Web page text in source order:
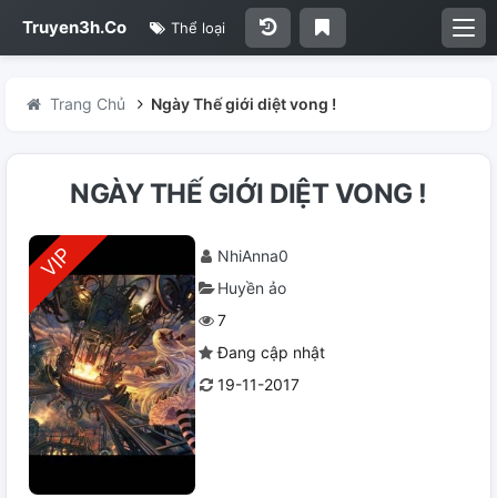
Truyen3h.Co Thể loại
Trang Chủ Ngày Thế giới diệt vong !
NGÀY THẾ GIỚI DIỆT VONG !
NhiAnna0
Huyền ảo
7
Đang cập nhật
19-11-2017